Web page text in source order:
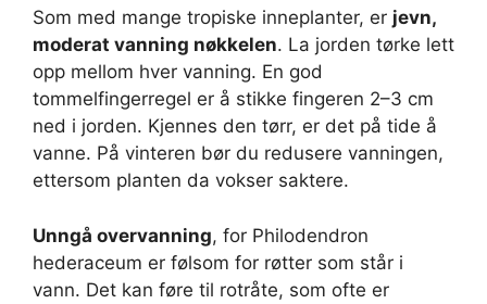
Som med mange tropiske inneplanter, er jevn,
moderat vanning nøkkelen. La jorden tørke lett
opp mellom hver vanning. En god
tommelfingerregel er å stikke fingeren 2–3 cm
ned i jorden. Kjennes den tørr, er det på tide å
vanne. På vinteren bør du redusere vanningen,
ettersom planten da vokser saktere.
Unngå overvanning, for Philodendron
hederaceum er følsom for røtter som står i
vann. Det kan føre til rotråte, som ofte er